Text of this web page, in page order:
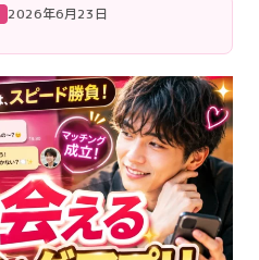
2026年6月23日